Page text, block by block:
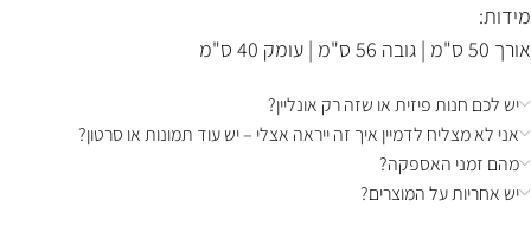
מידות:
אורך 50 ס"מ | גובה 56 ס"מ | עומק 40 ס"מ
יש לכם חנות פיזית או שזה רק אונליין?
אני לא מצליח לדמיין איך זה ייראה אצלי – יש עוד תמונות או סרטון?
מהם זמני האספקה?
יש אחריות על המוצרים?